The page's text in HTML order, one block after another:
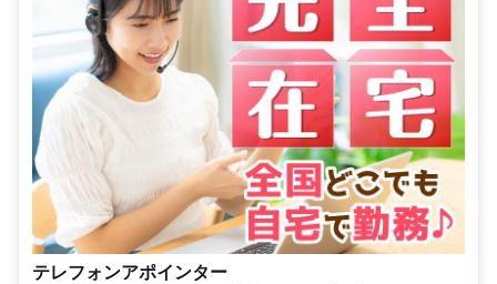
テレフォンアポインター